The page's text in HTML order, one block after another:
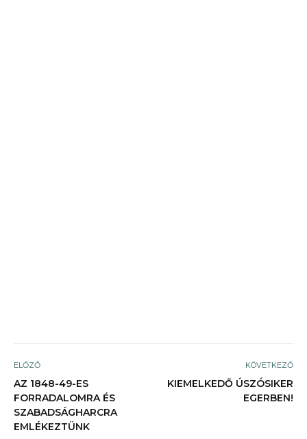
ELŐZŐ
AZ 1848-49-ES
FORRADALOMRA ÉS
SZABADSÁGHARCRA
EMLÉKEZTÜNK
KÖVETKEZŐ
KIEMELKEDŐ ÚSZÓSIKER
EGERBEN!